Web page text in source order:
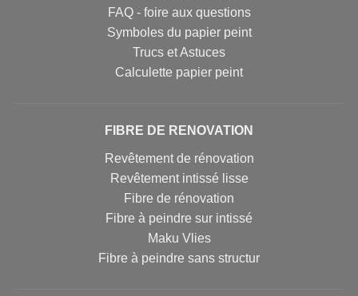
FAQ - foire aux questions
Symboles du papier peint
Trucs et Astuces
Calculette papier peint
FIBRE DE RENOVATION
Revêtement de rénovation
Revêtement intissé lisse
Fibre de rénovation
Fibre à peindre sur intissé
Maku Vlies
Fibre à peindre sans structur